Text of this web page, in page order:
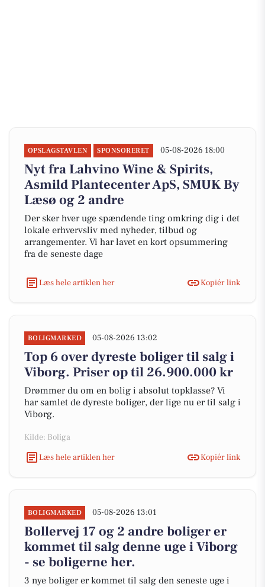
OPSLAGSTAVLEN SPONSORERET 05-08-2026 18:00
Nyt fra Lahvino Wine & Spirits,
Asmild Plantecenter ApS, SMUK By
Læsø og 2 andre
Der sker hver uge spændende ting omkring dig i det
lokale erhvervsliv med nyheder, tilbud og
arrangementer. Vi har lavet en kort opsummering
fra de seneste dage
Læs hele artiklen her Kopiér link
BOLIGMARKED 05-08-2026 13:02
Top 6 over dyreste boliger til salg i
Viborg. Priser op til 26.900.000 kr
Drømmer du om en bolig i absolut topklasse? Vi
har samlet de dyreste boliger, der lige nu er til salg i
Viborg.
Kilde: Boliga
Læs hele artiklen her
Kopiér link
BOLIGMARKED 05-08-2026 13:01
Bollervej 17 og 2 andre boliger er
kommet til salg denne uge i Viborg
- se boligerne her.
3 nye boliger er kommet til salg den seneste uge i